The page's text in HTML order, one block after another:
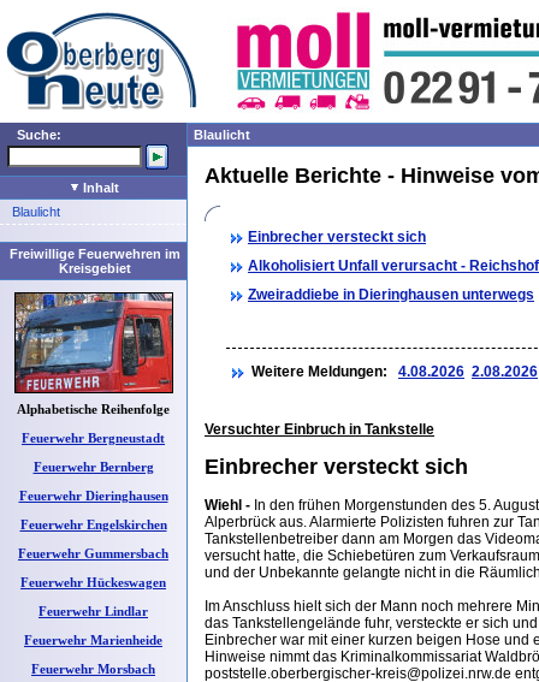
Suche:
Inhalt
Blaulicht
Freiwillige Feuerwehren im
Kreisgebiet
Alphabetische Reihenfolge
Feuerwehr Bergneustadt
Feuerwehr Bernberg
Feuerwehr Dieringhausen
Feuerwehr Engelskirchen
Feuerwehr Gummersbach
Feuerwehr Hückeswagen
Feuerwehr Lindlar
Feuerwehr Marienheide
Feuerwehr Morsbach
Blaulicht
Aktuelle Berichte - Hinweise
Einbrecher versteckt sich
Alkoholisiert Unfall verursacht -
Zweiraddiebe in Dieringhausen unterwegs
Weitere Meldungen: 4.08.2026 2.08.2026
Versuchter Einbruch in Tankstelle
Einbrecher versteckt sich
Wiehl - In den frühen Morgenstunden des 5.
Alperbrück aus. Alarmierte Polizisten fuhren zur
Tankstellenbetreiber dann am Morgen das
versucht hatte, die Schiebetüren zum
und der Unbekannte gelangte nicht in die
Im Anschluss hielt sich der Mann noch mehrere
das Tankstellengelände fuhr, versteckte er sich
Einbrecher war mit einer kurzen beigen Hose und
Hinweise nimmt das Kriminalkommissariat
poststelle.oberbergischer-kreis@polizei.nrw.de